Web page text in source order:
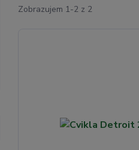
Zobrazujem 1-2 z 2